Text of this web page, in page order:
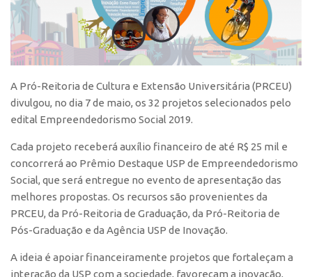
PGI-USP
Conexão USP
Conexão Inter-USP
Leis e Normas
Portal do Inventor
Inteligência Competitiva
Editais
Pesquisa na USP
EMBRAPIIs
CEPIDs
A Pró-Reitoria de Cultura e Extensão Universitária (PRCEU)
divulgou, no dia 7 de maio, os 32 projetos selecionados pelo
edital Empreendedorismo Social 2019.
Cada projeto receberá auxílio financeiro de até R$ 25 mil e
concorrerá ao Prêmio Destaque USP de Empreendedorismo
Social, que será entregue no evento de apresentação das
melhores propostas. Os recursos são provenientes da
PRCEU, da Pró-Reitoria de Graduação, da Pró-Reitoria de
Pós-Graduação e da Agência USP de Inovação.
A ideia é apoiar financeiramente projetos que fortaleçam a
interação da USP com a sociedade, favoreçam a inovação,